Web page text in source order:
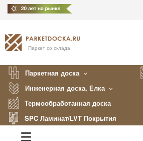
Паркет со склада
Паркетная доска
Инженерная доска, Елка
Термообработанная доска
SPC Ламинат/LVT Покрытия